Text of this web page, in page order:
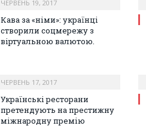
ЧЕРВЕНЬ 19, 2017
Кава за «німи»: українці
створили соцмережу з
віртуальною валютою.
ЧЕРВЕНЬ 17, 2017
Українські ресторани
претендують на престижну
міжнародну премію